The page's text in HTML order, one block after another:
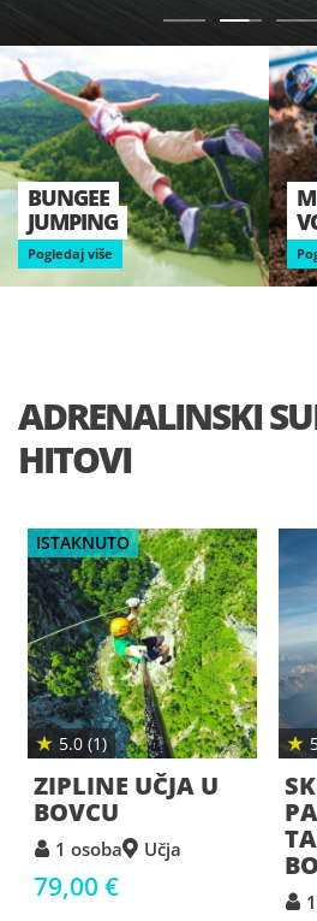
BUNGEE
JUMPING
Pogledaj više
ADRENALINSKI
HITOVI
★ 5.0 (2)
SKOK
PADOBRANOM U
TANDEMU U
BOVCU
1 osoba
★